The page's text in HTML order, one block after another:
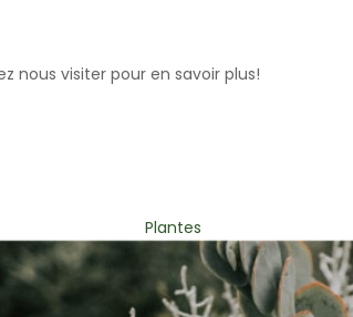
nous visiter pour en savoir plus!
Autocueillette de fleurs